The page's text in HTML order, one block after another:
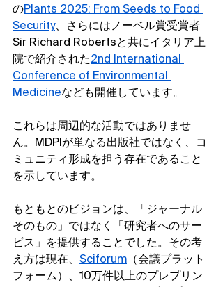
のPlants 2025: From Seeds to Food
Security、さらにはノーベル賞受賞者
Sir Richard Robertsと共にイタリア上
院で紹介された2nd International
Conference of Environmental
Medicineなども開催しています。
これらは周辺的な活動ではありませ
ん。MDPIが単なる出版社ではなく、コ
ミュニティ形成を担う存在であること
を示しています。
もともとのビジョンは、「ジャーナル
そのもの」ではなく「研究者へのサー
ビス」を提供することでした。その考
え方は現在、 Sciforum （会議プラット
フォーム）、10万件以上のプレプリン